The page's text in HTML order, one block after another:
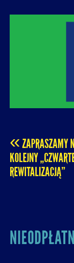
ROZWÓJ
O!
POST
NAVIGATION
«ZAPRASZAMY
KOLEJNY
REWITALIZACJĄ”